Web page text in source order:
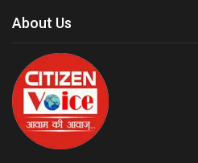
About Us